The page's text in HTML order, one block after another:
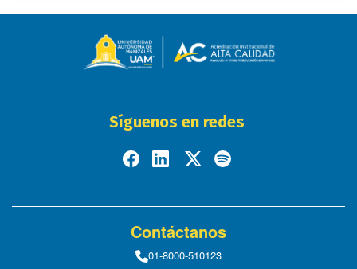
Síguenos en redes
Contáctanos
01-8000-510123